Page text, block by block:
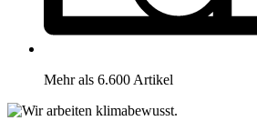
Mehr als 6.600 Artikel